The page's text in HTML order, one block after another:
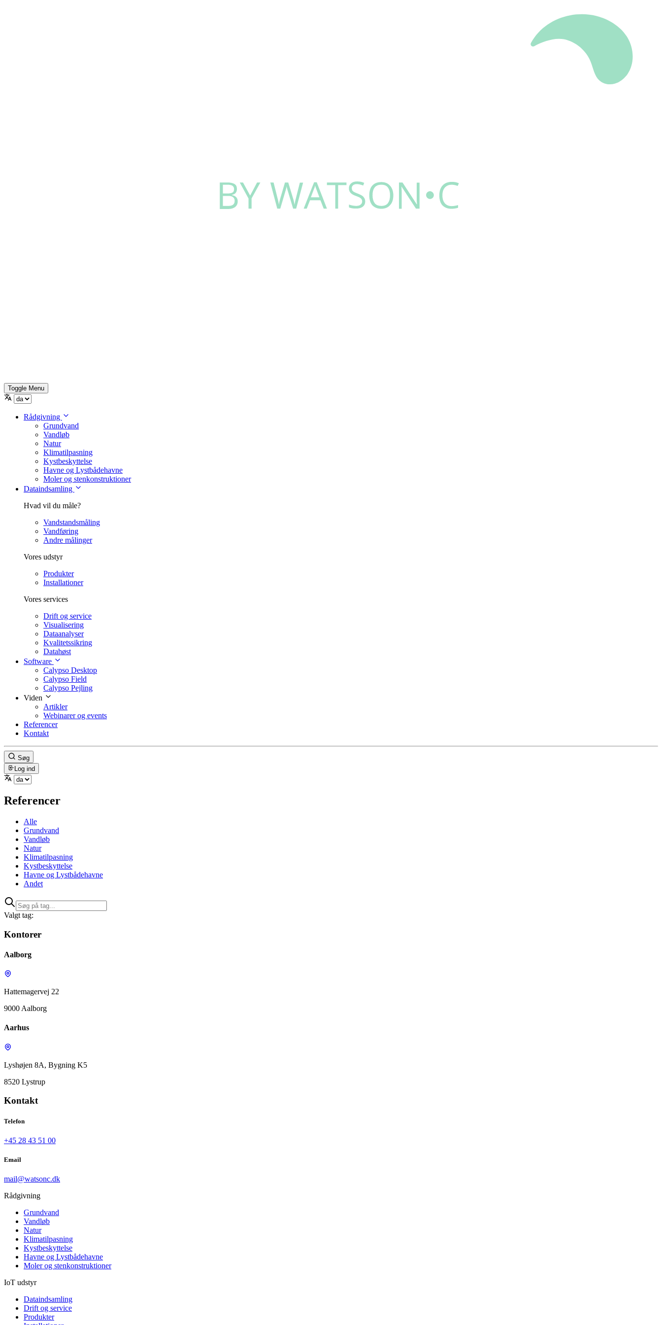
Toggle Menu
Rådgivning
Grundvand
Vandløb
Natur
Klimatilpasning
Kystbeskyttelse
Havne og Lystbådehavne
Moler og stenkonstruktioner
Dataindsamling
Hvad vil du måle?
Vandstandsmåling
Vandføring
Andre målinger
Vores udstyr
Produkter
Installationer
Vores services
Drift og service
Visualisering
Dataanalyser
Kvalitetssikring
Datahøst
Software
Calypso Desktop
Calypso Field
Calypso Pejling
Viden
Artikler
Webinarer og events
Referencer
Kontakt
Søg
Log ind
Referencer
Alle
Grundvand
Vandløb
Natur
Klimatilpasning
Kystbeskyttelse
Havne og Lystbådehavne
Andet
Valgt tag:
Kontorer
Aalborg
Hattemagervej 22
9000 Aalborg
Aarhus
Lyshøjen 8A, Bygning K5
8520 Lystrup
Kontakt
Telefon
+45 28 43 51 00
Email
mail@watsonc.dk
Rådgivning
Grundvand
Vandløb
Natur
Klimatilpasning
Kystbeskyttelse
Havne og Lystbådehavne
Moler og stenkonstruktioner
IoT udstyr
Dataindsamling
Drift og service
Produkter